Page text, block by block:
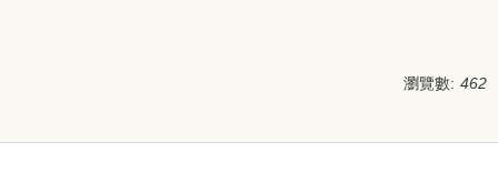
瀏覽數: 462